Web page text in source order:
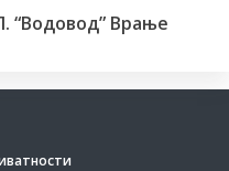
“Водовод” Врање